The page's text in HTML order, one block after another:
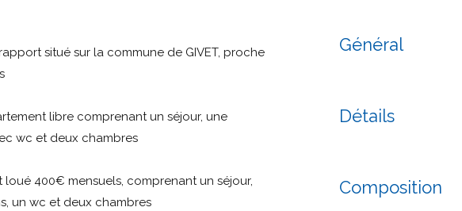
situé sur la commune de GIVET, proche
libre comprenant un séjour, une
wc et deux chambres
loué 400€ mensuels, comprenant un séjour,
un wc et deux chambres
Général
Détails
Composition